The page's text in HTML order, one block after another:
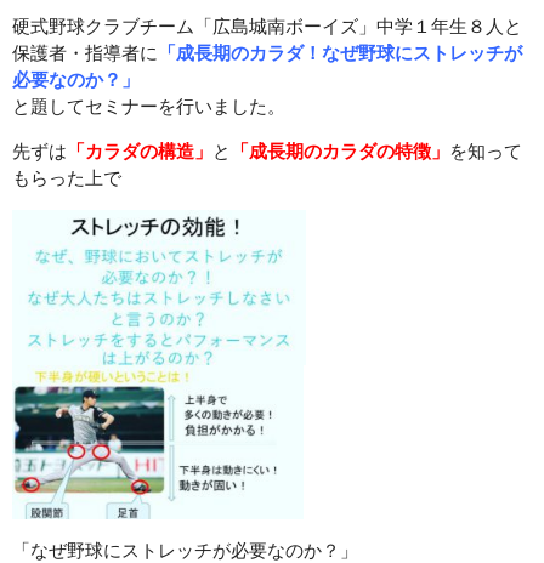
硬式野球クラブチーム「広島城南ボーイズ」中学１年生８人と
保護者・指導者に
「成長期のカラダ！なぜ野球にストレッチが
必要なのか？」
と題してセミナーを行いました。
先ずは 「カラダの構造」 と 「成長期のカラダの特徴」 を知って
もらった上で
「なぜ野球にストレッチが必要なのか？」